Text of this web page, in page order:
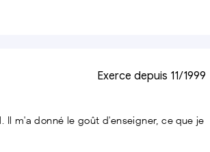
Exerce depuis 11/1999
Il m'a donné le goût d'enseigner, ce que je